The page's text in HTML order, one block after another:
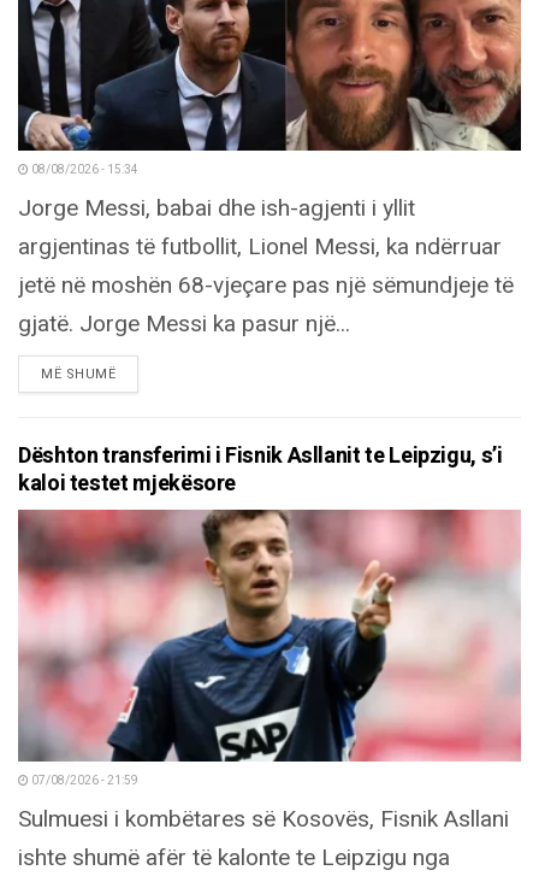
08/08/2026 - 15:34
Jorge Messi, babai dhe ish-agjenti i yllit
argjentinas të futbollit, Lionel Messi, ka ndërruar
jetë në moshën 68-vjeçare pas një sëmundjeje të
gjatë. Jorge Messi ka pasur një...
MË SHUMËDETAILS
Dështon transferimi i Fisnik Asllanit te Leipzigu, s’i
kaloi testet mjekësore
07/08/2026 - 21:59
Sulmuesi i kombëtares së Kosovës, Fisnik Asllani
ishte shumë afër të kalonte te Leipzigu nga